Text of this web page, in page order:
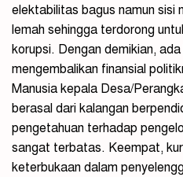
elektabilitas bagus namun sisi
lemah sehingga terdorong
korupsi. Dengan demikian,
mengembalikan finansial
Manusia kepala Desa/
berasal dari kalangan
pengetahuan terhadap
sangat terbatas. Keempat,
keterbukaan dalam